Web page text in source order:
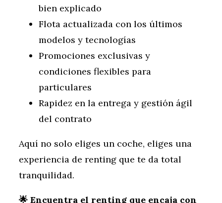
bien explicado
Flota actualizada con los últimos
modelos y tecnologías
Promociones exclusivas y
condiciones flexibles para
particulares
Rapidez en la entrega y gestión ágil
del contrato
Aquí no solo eliges un coche, eliges una
experiencia de renting que te da total
tranquilidad.
🌟 Encuentra el renting que encaja con